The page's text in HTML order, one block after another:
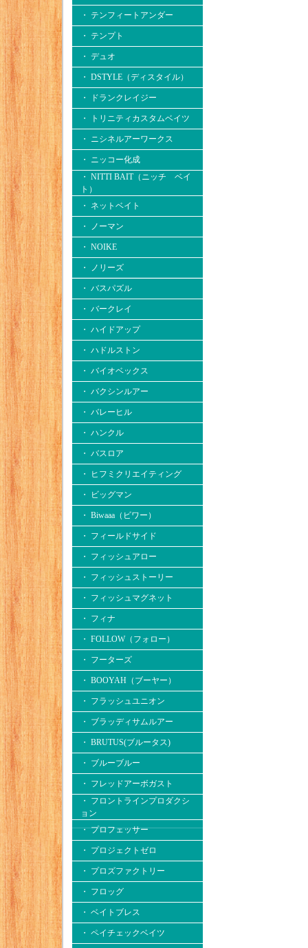
・ テンフィートアンダー
・ テンプト
・ デュオ
・ DSTYLE（ディスタイル）
・ ドランクレイジー
・ トリニティカスタムベイツ
・ ニシネルアーワークス
・ ニッコー化成
・ NITTI BAIT（ニッチ ベイ
ト）
・ ネットベイト
・ ノーマン
・ NOIKE
・ ノリーズ
・ バスパズル
・ バークレイ
・ ハイドアップ
・ ハドルストン
・ バイオベックス
・ バクシンルアー
・ バレーヒル
・ ハンクル
・ バスロア
・ ヒフミクリエイティング
・ ビッグマン
・ Biwaaa（ビワー）
・ フィールドサイド
・ フィッシュアロー
・ フィッシュストーリー
・ フィッシュマグネット
・ フィナ
・ FOLLOW（フォロー）
・ フーターズ
・ BOOYAH（ブーヤー）
・ フラッシュユニオン
・ ブラッディサムルアー
・ BRUTUS(ブルータス)
・ ブルーブルー
・ フレッドアーボガスト
・ フロントラインプロダクシ
ョン
・ プロフェッサー
・ プロジェクトゼロ
・ プロズファクトリー
・ フロッグ
・ ベイトブレス
・ ペイチェックベイツ